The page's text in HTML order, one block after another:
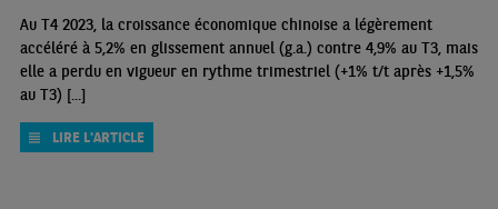
Au T4 2023, la croissance économique chinoise a légèrement
accéléré à 5,2% en glissement annuel (g.a.) contre 4,9% au T3, mais
elle a perdu en vigueur en rythme trimestriel (+1% t/t après +1,5%
au T3) [...]
LIRE L'ARTICLE